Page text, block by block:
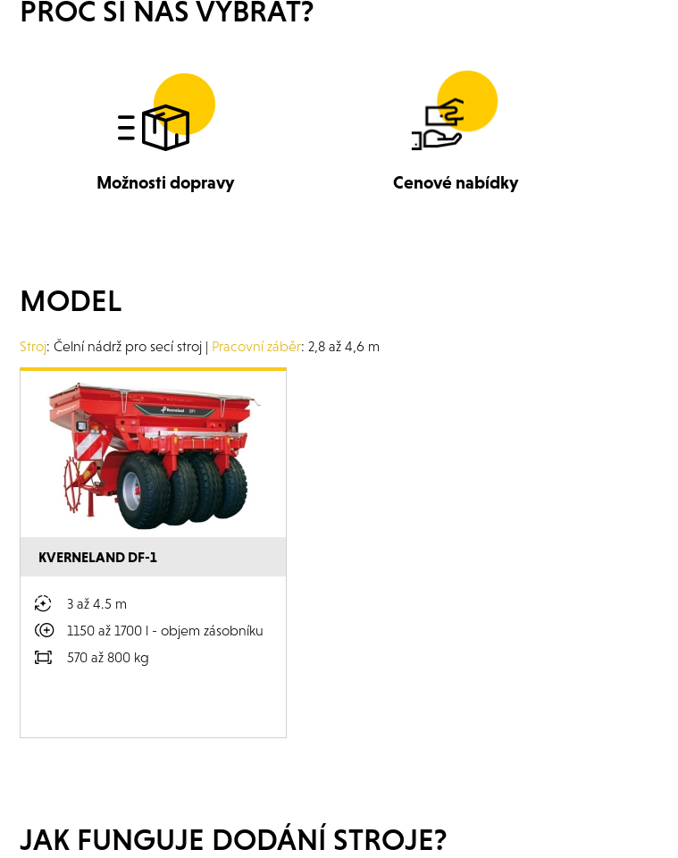
PROČ SI NÁS VYBRAT?
Možnosti dopravy Cenové nabídky
MODEL
Stroj: Čelní nádrž pro secí stroj | Pracovní záběr: 2,8 až 4,6 m
KVERNELAND DF-1
3 až 4.5 m
1150 až 1700 l - objem zásobníku
570 až 800 kg
JAK FUNGUJE DODÁNÍ STROJE?